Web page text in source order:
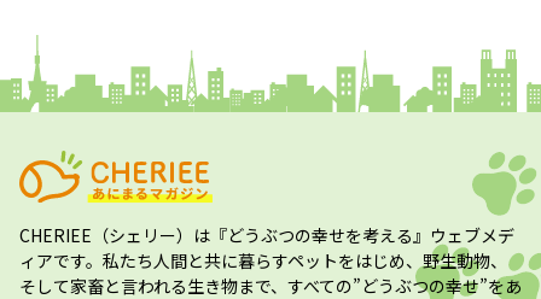
CHERIEE（シェリー） は『どうぶつの幸せを考える』ウェブメデ
ィアです。私たち人間と共に暮らすペットをはじめ、野生動物、
そして家畜と言われる生き物まで、すべての”どうぶつの幸せ”をあ